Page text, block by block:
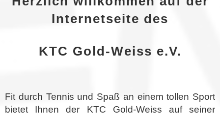
Internetseite des
KTC Gold-Weiss e.V.
Fit durch Tennis und Spaß an einem tollen Sport
bietet Ihnen der KTC Gold-Weiss auf seiner